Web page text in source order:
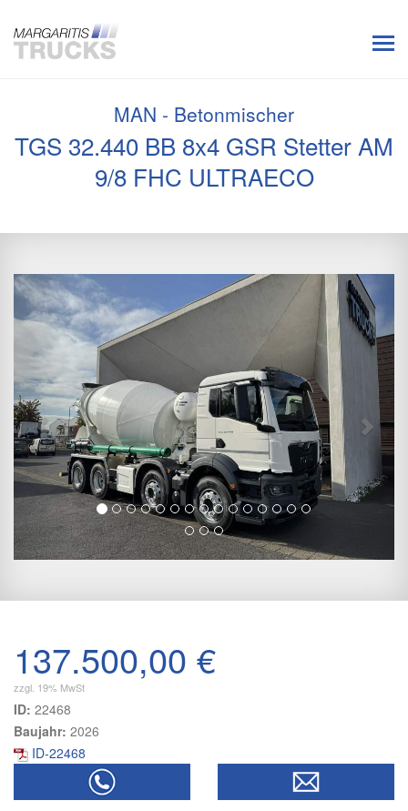
MAN - Betonmischer
TGS 32.440 BB 8x4 GSR Stetter AM
9/8 FHC ULTRAECO
Previous Next
137.500,00 €
zzgl. 19% MwSt
ID: 22468
Baujahr: 2026
ID-22468